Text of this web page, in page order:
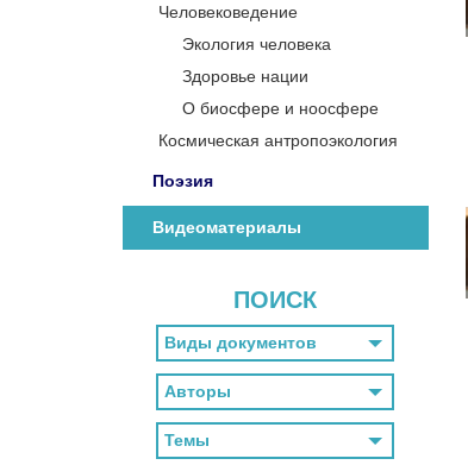
Человековедение
Экология человека
Здоровье нации
О биосфере и ноосфере
Космическая антропоэкология
Поэзия
Видеоматериалы
ПОИСК